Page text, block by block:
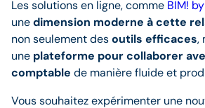
Les solutions en ligne, comme BIM!
unedimension moderne à cette
non seulement desoutils efficaces,
une plateforme pour collaborer
comptable de manière fluide et
Vous souhaitez expérimenter une